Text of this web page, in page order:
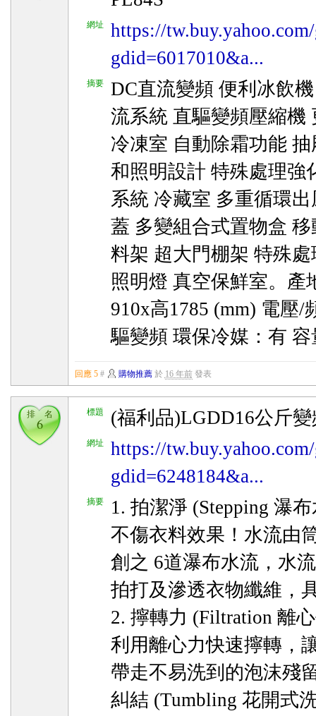
網址
https://
gdid=6017010&a...
摘要
DC直流變頻 便利冰飲
流系統 直驅變頻壓縮機
冷凍室 自動除霜功能
和照明設計 特殊處理強
系統 冷藏室 多重循環
蓋 多變組合式置物盒
料架 超大門棚架 特殊
照明燈 真空保鮮室。產
910x高1785 (mm) 電壓
驅變頻 環保冷媒：有 容
回應 5 # 購物推薦於 16 年前發表
標題 (福利品)LGDD16公斤
網址
https://
gdid=6248184&a...
摘要
1. 拍潔淨 (Stepping 瀑
不傷衣料效果！水流由
創之 6道瀑布水流，水
拍打及滲透衣物纖維，
2. 擰轉力 (Filtration 離
利用離心力快速擰轉，
帶走不易洗到的泡沫殘
糾結 (Tumbling 花開式
排 名
6